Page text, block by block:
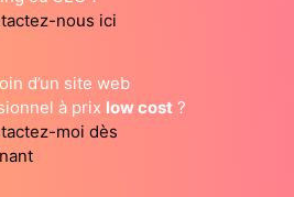
nous ici
d’un site web
à prix low cost ?
moi dès